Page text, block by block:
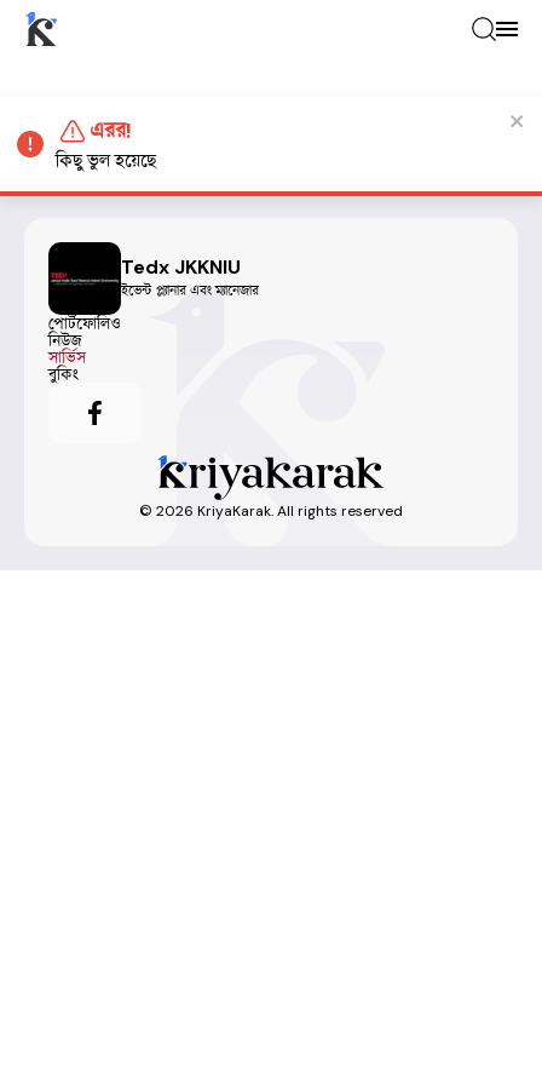
Tedx JKKNIU
ইভেন্ট প্ল্যানার এবং ম্যানেজার
পোর্টফোলিও
নিউজ
সার্ভিস
বুকিং
© 2026 KriyaKarak. All rights reserved
এরর!
কিছু ভুল হয়েছে